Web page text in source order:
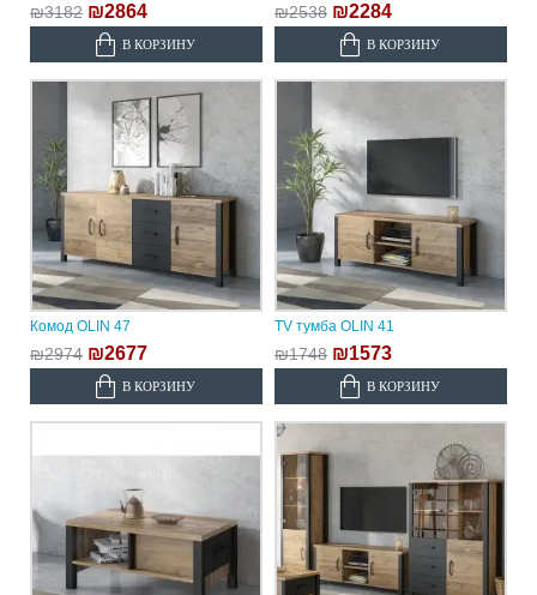
₪3182 ₪2864
В КОРЗИНУ
₪2538 ₪2284
В КОРЗИНУ
Комод OLIN 47
₪2974 ₪2677
В КОРЗИНУ
TV тумба OLIN 41
₪1748 ₪1573
В КОРЗИНУ